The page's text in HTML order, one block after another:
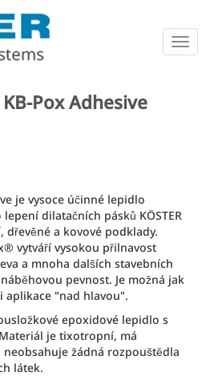
KB-Pox Adhesive
je vysoce účinné lepidlo
dilatačních pásků KÖSTER
dřevěné a kovové podklady.
vytváří vysokou přilnavost
a mnoha dalších stavebních
pevnost. Je možná jak
aplikace "nad hlavou".
epoxidové lepidlo s
je tixotropní, má
žádná rozpouštědla
látek.